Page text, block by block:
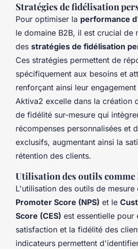
Stratégies de fidélisation
Pour optimiser la performance
le domaine B2B, il est crucial de
des stratégies de fidélisation
Ces stratégies permettent de
spécifiquement aux besoins et
renforçant ainsi leur
Aktiva2 excelle dans la création
de fidélité sur-mesure qui
récompenses personnalisées et
exclusifs, augmentant ainsi la
rétention des clients.
Utilisation des outils comme
L'utilisation des outils de mesure
Promoter Score (NPS) et le
Score (CES) est essentielle pour
satisfaction et la fidélité des
indicateurs permettent